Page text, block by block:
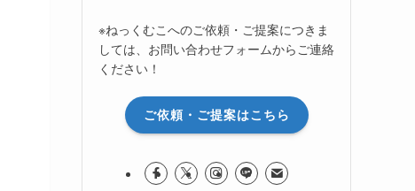
※ねっくむこへのご依頼・ご提案につきま
しては、お問い合わせフォームからご連絡
ください！
ご依頼・ご提案はこちら